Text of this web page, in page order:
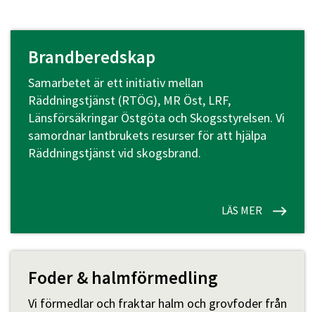
Brandberedskap
Samarbetet är ett initiativ mellan
Räddningstjänst (RTÖG), MR Öst, LRF,
Länsförsäkringar Östgöta och Skogsstyrelsen. Vi
samordnar lantbrukets resurser för att hjälpa
Räddningstjänst vid skogsbrand.
LÄS MER
Foder & halmförmedling
Vi förmedlar och fraktar halm och grovfoder från